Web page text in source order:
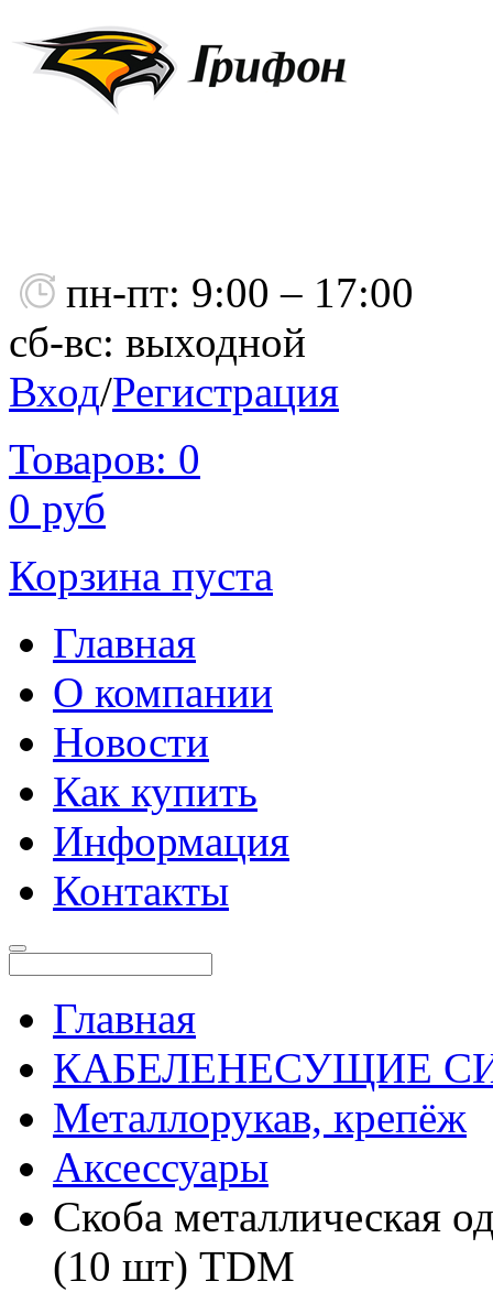
пн-пт: 9:00 – 17:00
сб-вс: выходной
Вход/Регистрация
Товаров: 0
0 руб
Корзина пуста
Главная
О компании
Новости
Как купить
Информация
Контакты
Главная
КАБЕЛЕНЕСУЩИЕ
Металлорукав, крепёж
Аксессуары
Скоба металлическая
(10 шт) TDM